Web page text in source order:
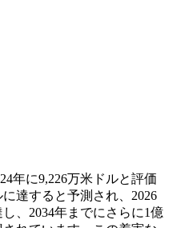
年に9,226万米ドルと評価
達すると予測され、2026
、2034年までにさらに1億